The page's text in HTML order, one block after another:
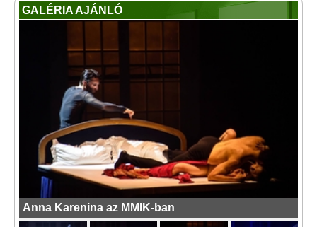
GALÉRIA AJÁNLÓ
Anna Karenina az MMIK-ban